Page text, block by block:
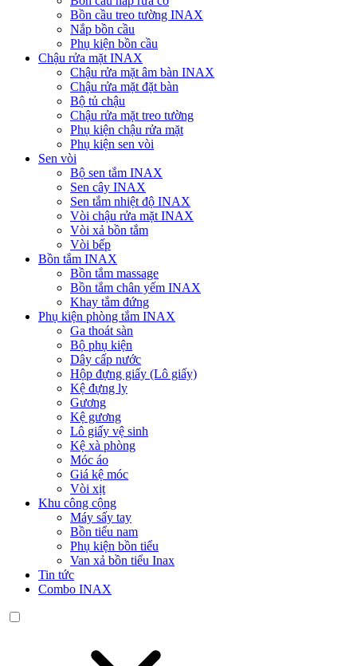
Bồn cầu treo tường INAX
Nắp bồn cầu
Phụ kiện bồn cầu
Chậu rửa mặt INAX
Chậu rửa mặt âm bàn INAX
Chậu rửa mặt đặt bàn
Bộ tủ chậu
Chậu rửa mặt treo tường
Phụ kiện chậu rửa mặt
Phụ kiện sen vòi
Sen vòi
Bộ sen tắm INAX
Sen cây INAX
Sen tắm nhiệt độ INAX
Vòi chậu rửa mặt INAX
Vòi xả bồn tắm
Vòi bếp
Bồn tắm INAX
Bồn tắm massage
Bồn tắm chân yếm INAX
Khay tắm đứng
Phụ kiện phòng tắm INAX
Ga thoát sàn
Bộ phụ kiện
Dây cấp nước
Hộp đựng giấy (Lô giấy)
Kệ đựng ly
Gương
Kệ gương
Lô giấy vệ sinh
Kệ xà phòng
Móc áo
Giá kệ móc
Vòi xịt
Khu công cộng
Máy sấy tay
Bồn tiểu nam
Phụ kiện bồn tiểu
Van xả bồn tiểu Inax
Tin tức
Combo INAX